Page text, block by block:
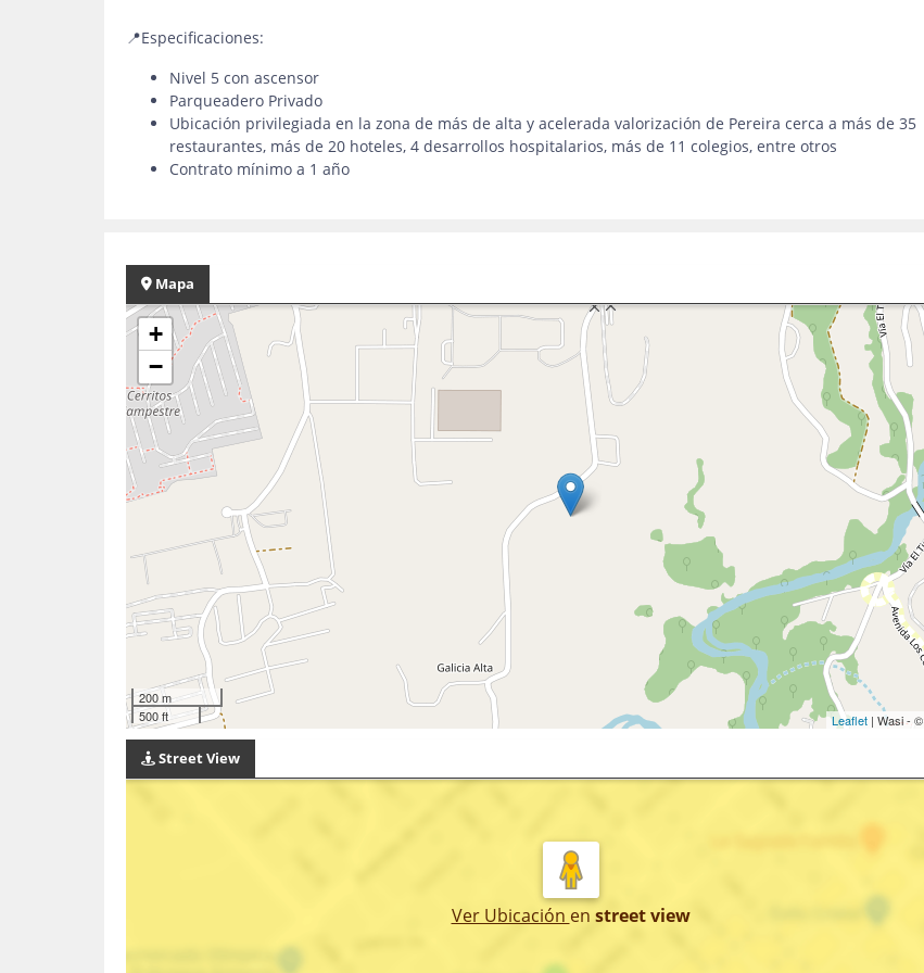
📍Especificaciones:
Nivel 5 con ascensor
Parqueadero Privado
Ubicación privilegiada en la zona de más de alta y acelerada valorización de Pereira cerca a más de 35
restaurantes, más de 20 hoteles, 4 desarrollos hospitalarios, más de 11 colegios, entre otros
Contrato mínimo a 1 año
Mapa
+
−
200 m
500 ft
Leaflet | Wasi - ©
Street View
Ver Ubicación en street view